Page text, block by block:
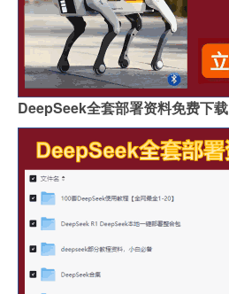
DeepSeek全套部署资料免费下载